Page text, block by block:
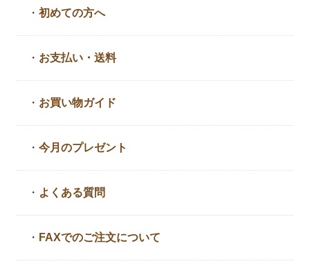
・初めての方へ
・ お支払い・送料
・ お買い物ガイド
・今月のプレゼント
・ よくある質問
・ FAXでのご注文について